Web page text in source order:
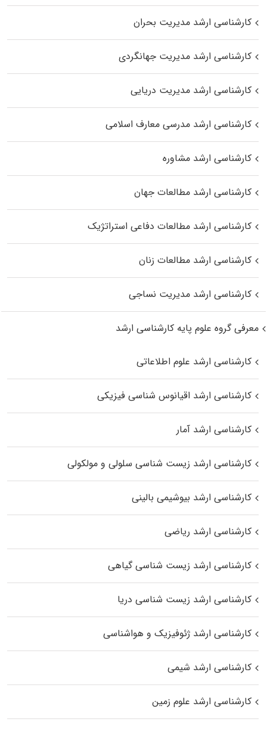
کارشناسی ارشد مدیریت بحران
کارشناسی ارشد مدیریت جهانگردی
کارشناسی ارشد مدیریت دریایی
کارشناسی ارشد مدرسی معارف اسلامی
کارشناسی ارشد مشاوره
کارشناسی ارشد مطالعات جهان
کارشناسی ارشد مطالعات دفاعی استراتژیک
کارشناسی ارشد مطالعات زنان
کارشناسی ارشد مدیریت نساجی
معرفی گروه علوم پایه کارشناسی ارشد
کارشناسی ارشد علوم اطلاعاتی
کارشناسی ارشد اقیانوس‌ شناسی فیزیکی
کارشناسی ارشد آمار
کارشناسی ارشد زیست شناسی سلولی و مولکولی
کارشناسی ارشد بیوشیمی بالینی
کارشناسی ارشد ریاضی
کارشناسی ارشد زیست‌ شناسی گیاهی
کارشناسی ارشد زیست‌ شناسی دریا
کارشناسی ارشد ژئوفیزیک و هواشناسی
کارشناسی ارشد شیمی
کارشناسی ارشد علوم زمین